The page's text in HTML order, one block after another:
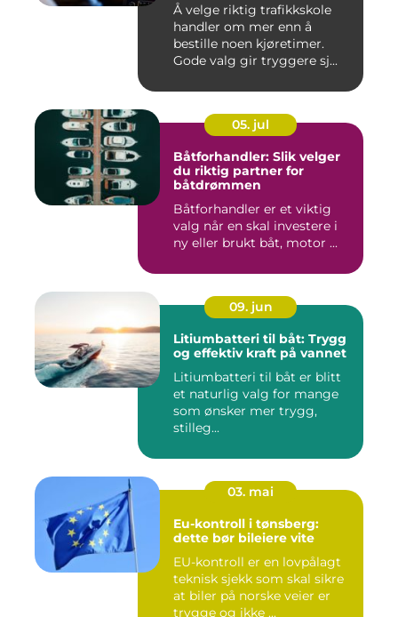
Å velge riktig trafikkskole
handler om mer enn å
bestille noen kjøretimer.
Gode valg gir tryggere sj...
05. jul
Båtforhandler: Slik velger
du riktig partner for
båtdrømmen
Båtforhandler er et viktig
valg når en skal investere i
ny eller brukt båt, motor ...
09. jun
Litiumbatteri til båt: Trygg
og effektiv kraft på vannet
Litiumbatteri til båt er blitt
et naturlig valg for mange
som ønsker mer trygg,
stilleg...
03. mai
Eu-kontroll i tønsberg:
dette bør bileiere vite
EU-kontroll er en lovpålagt
teknisk sjekk som skal sikre
at biler på norske veier er
trygge og ikke ...